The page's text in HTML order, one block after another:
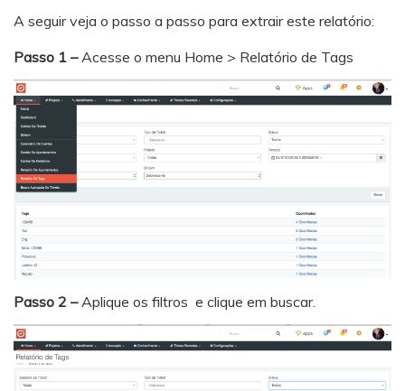
A seguir veja o passo a passo para extrair este relatório:
Passo 1 –Acesse o menu Home > Relatório de Tags
Passo 2 – Aplique os filtros e clique em buscar.